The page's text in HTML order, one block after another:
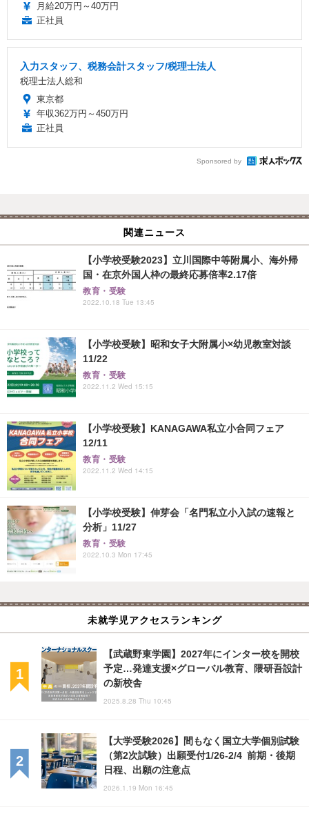
月給20万円～40万円
正社員
入力スタッフ、税務会計スタッフ/税理士法人
税理士法人総和
東京都
年収362万円～450万円
正社員
Sponsored by
関連ニュース
【小学校受験2023】立川国際中等附属小、海外帰
国・在京外国人枠の最終応募倍率2.17倍
教育・受験
2022.10.18 Tue 13:45
【小学校受験】昭和女子大附属小×幼児教室対談
11/22
教育・受験
2022.11.2 Wed 15:15
【小学校受験】KANAGAWA私立小合同フェア
12/11
教育・受験
2022.11.2 Wed 14:15
【小学校受験】伸芽会「名門私立小入試の速報と
分析」11/27
教育・受験
2022.10.3 Mon 17:45
未就学児アクセスランキング
【武蔵野東学園】2027年にインター校を開校
予定…発達支援×グローバル教育、隈研吾設計
の新校舎
2025.8.28 Thu 10:45
【大学受験2026】間もなく国立大学個別試験
（第2次試験）出願受付1/26‐2/4 前期・後期
日程、出願の注意点
2026.1.19 Mon 16:45